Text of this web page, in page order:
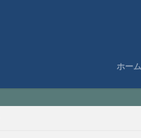
ホーム